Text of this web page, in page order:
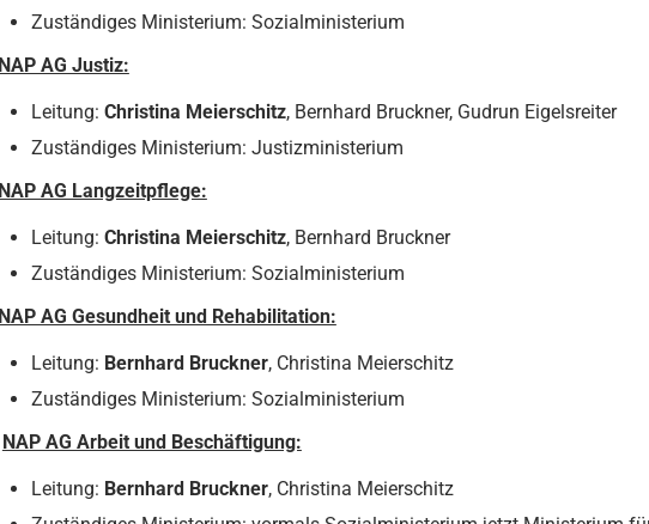
Zuständiges Ministerium: Sozialministerium
NAP AG Justiz:
Leitung: Christina Meierschitz, Bernhard Bruckner, Gudrun Eigelsreiter
Zuständiges Ministerium: Justizministerium
NAP AG Langzeitpflege:
Leitung: Christina Meierschitz, Bernhard Bruckner
Zuständiges Ministerium: Sozialministerium
NAP AG Gesundheit und Rehabilitation:
Leitung: Bernhard Bruckner, Christina Meierschitz
Zuständiges Ministerium: Sozialministerium
NAP AG Arbeit und Beschäftigung:
Leitung: Bernhard Bruckner, Christina Meierschitz